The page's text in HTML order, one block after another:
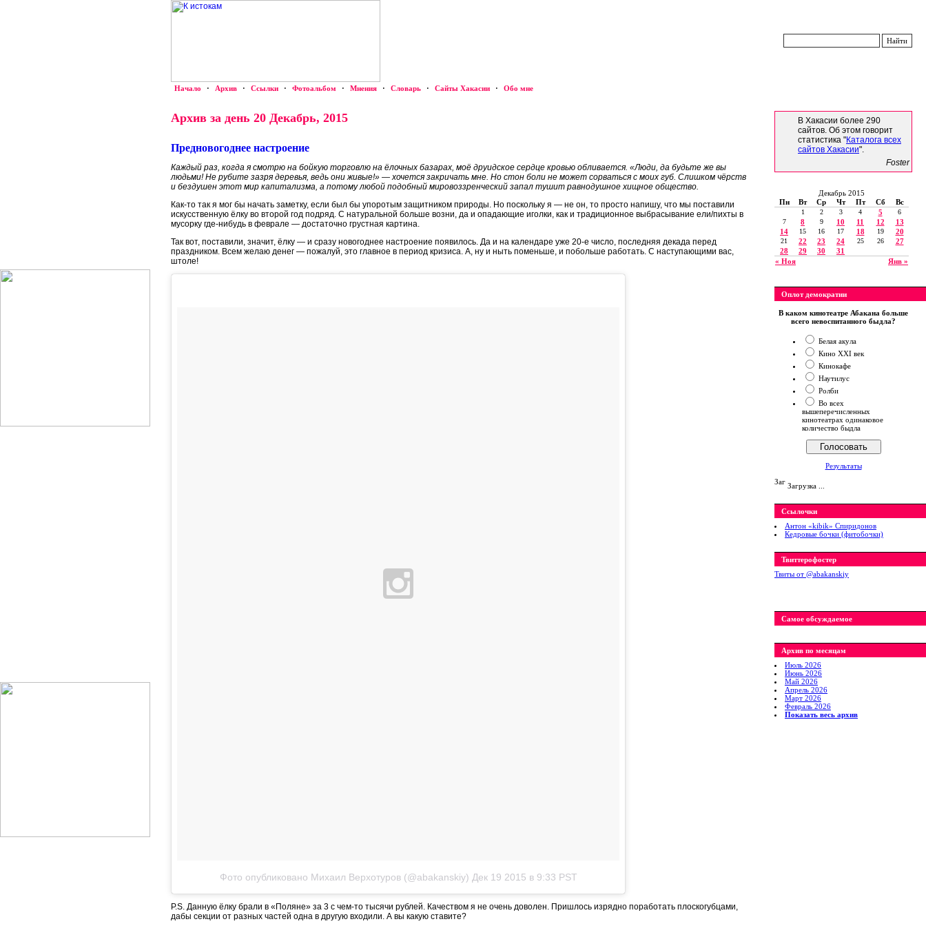
Начало · Архив · Ссылки · Фотоальбом · Мнения · Словарь · Сайты Хакасии · Обо мне
Архив за день 20 Декабрь, 2015
Предновогоднее настроение
Каждый раз, когда я смотрю на бойкую торговлю на ёлочных базарах, моё друидское сердце кровью обливается. «Люди, да будьте же вы
людьми! Не рубите зазря деревья, ведь они живые!» — хочется закричать мне. Но стон боли не может сорваться с моих губ. Слишком чёрств
и бездушен этот мир капитализма, а потому любой подобный мировоззренческий запал тушит равнодушное хищное общество.
Как-то так я мог бы начать заметку, если был бы упоротым защитником природы. Но поскольку я — не он, то просто напишу, что мы поставили
искусственную ёлку во второй год подряд. С натуральной больше возни, да и опадающие иголки, как и традиционное выбрасывание ели/пихты в
мусорку где-нибудь в феврале — достаточно грустная картина.
Так вот, поставили, значит, ёлку — и сразу новогоднее настроение появилось. Да и на календаре уже 20-е число, последняя декада перед
праздником. Всем желаю денег — пожалуй, это главное в период кризиса. А, ну и ныть поменьше, и побольше работать. С наступающими вас,
штоле!
Фото опубликовано Михаил Верхотуров (@abakanskiy) Дек 19 2015 в 9:33 PST
P.S. Данную ёлку брали в «Поляне» за 3 с чем-то тысячи рублей. Качеством я не очень доволен. Пришлось изрядно поработать плоскогубцами,
дабы секции от разных частей одна в другую входили. А вы какую ставите?
В Хакасии более 290
сайтов. Об этом говорит
статистика "Каталога всех
сайтов Хакасии".
Foster
Декабрь 2015
Пн
Вт Ср Чт Пт Сб Вс
« Ноя Янв »
1 2 3 4 5
6
7
8 9 10 11 12
13
14
15 16 17 18 19 20
21 22 23 24 25 26
27
28
29 30 31
Оплот демократии
В каком кинотеатре Абакана больше
всего невоспитанного быдла?
Белая акула
Кино XXI век
Кинокафе
Наутилус
Ролби
Во всех
вышеперечисленных
кинотеатрах одинаковое
количество быдла
Результаты
Загрузка ...
Ссылочки
Антон «kibik» Спиридонов
Кедровые бочки (фитобочки)
Твиттерофостер
Твиты от ‎@abakanskiy
Самое обсуждаемое
Архив по месяцам
Июль 2026
Июнь 2026
Май 2026
Апрель 2026
Март 2026
Февраль 2026
Показать весь архив